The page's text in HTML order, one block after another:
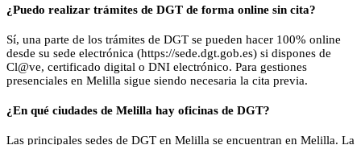
¿Puedo realizar trámites de DGT de forma online sin cita?
Sí, una parte de los trámites de DGT se pueden hacer 100% online
desde su sede electrónica (https://sede.dgt.gob.es) si dispones de
Cl@ve, certificado digital o DNI electrónico. Para gestiones
presenciales en Melilla sigue siendo necesaria la cita previa.
¿En qué ciudades de Melilla hay oficinas de DGT?
Las principales sedes de DGT en Melilla se encuentran en Melilla. La